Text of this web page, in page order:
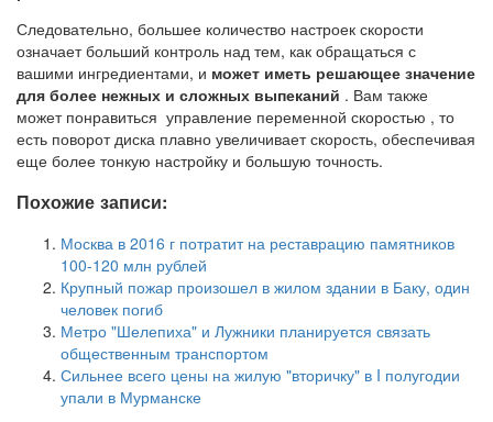
Следовательно, большее количество настроек скорости
означает больший контроль над тем, как обращаться с
вашими ингредиентами, и может иметь решающее значение
для более нежных и сложных выпеканий . Вам также
может понравиться управление переменной скоростью , то
есть поворот диска плавно увеличивает скорость, обеспечивая
еще более тонкую настройку и большую точность.
Похожие записи:
Москва в 2016 г потратит на реставрацию памятников
100-120 млн рублей
Крупный пожар произошел в жилом здании в Баку, один
человек погиб
Метро "Шелепиха" и Лужники планируется связать
общественным транспортом
Сильнее всего цены на жилую "вторичку" в I полугодии
упали в Мурманске